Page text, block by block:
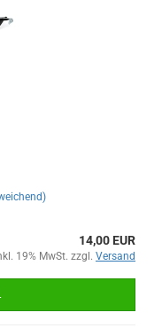
14,00 EUR
19% MwSt. zzgl. Versand